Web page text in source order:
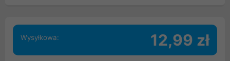
Wysyłkowa: 12,99 zł